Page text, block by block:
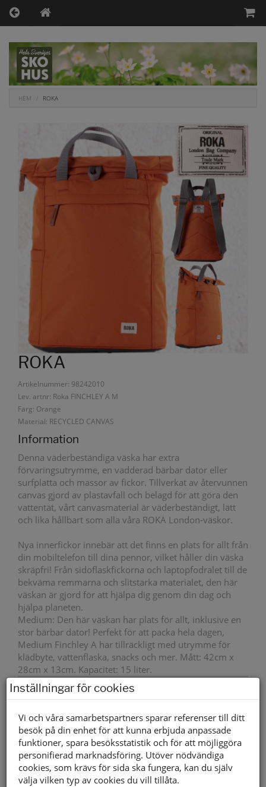
HEM ROKA
ROKA
Artikelnummer: 98242010
Lev. artnr: Roka FINCHLEY A M
Färg: Orange
Material: RECYCLED CANVAS
Information
Denna väderbeständiga väska har extra
förvaringsutrymme, en vadderad bärbar dator eller
surfplatta och massor av fickor. Tillverkat av återvunnen
canvas gjord av plastavfall och belagd för att göra den
vattentät, vårt canvasmaterial är väderbeständigt, lätt
och lika hållbart som alla våra ROKA London-väskor.
Nya innerfickor innebär att det finns en plats för allt från
din mobiltelefon till dina pennor, vilket håller din väska
skräpfri! Från sidoflaskfickorna och laptopfodralet till de
bekväma remmarna och slitstarka materialet, den här
väskan är gjord för att hjälpa dig genom din dag och
hjälpa planeten.
Medium: Den här väskan har plats för allt, inklusive en
stor bärbar dator! Perfekt för att packa hela dagen,
Medium Finchley A har tillräckligt med utrymme för
klädbyte, vattenflaska, snacks och mer. Mått: 42cm x
28cm x 13cm. Kapacitet: 15 liter.
Övrigt Mått: 42cm x 28cm x 13cm. Volym 15 Liter
1050 kr
Storleksguide
Lägg i varukorgen
Inställningar för cookies
Vi och våra samarbetspartners sparar referenser till ditt
besök på din enhet för att kunna erbjuda anpassade
funktioner, spara besöksstatistik och för att möjliggöra
personifierad marknadsföring. Utöver nödvändiga
cookies, som krävs för sida ska fungera, kan du själv
välja vilken typ av cookies du vill tillåta.